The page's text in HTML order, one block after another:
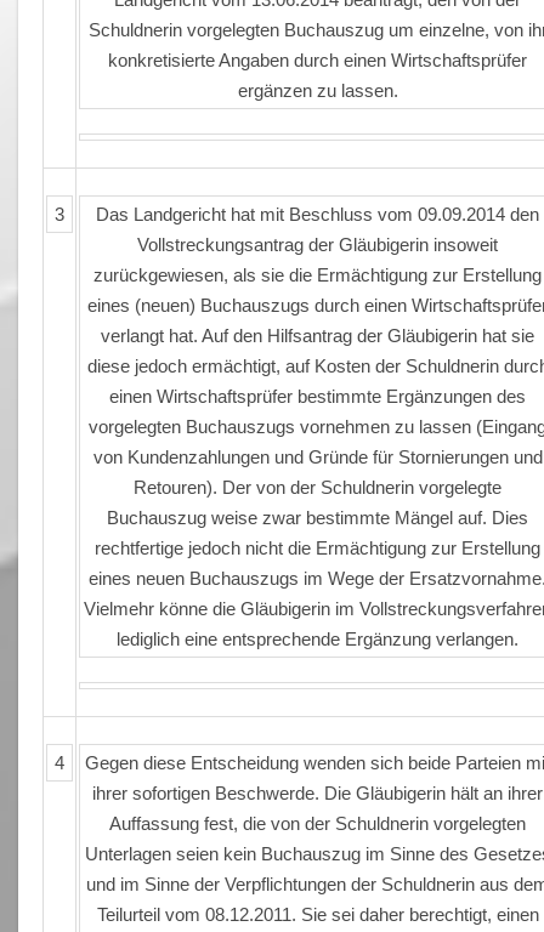
Schuldnerin vorgelegten Buchauszug um einzelne, von
konkretisierte Angaben durch einen Wirtschaftsprüfer
ergänzen zu lassen.
3
Das Landgericht hat mit Beschluss vom 09.09.2014 den
Vollstreckungsantrag der Gläubigerin insoweit
zurückgewiesen, als sie die Ermächtigung zur Erstellung
eines (neuen) Buchauszugs durch einen
verlangt hat. Auf den Hilfsantrag der Gläubigerin hat sie
diese jedoch ermächtigt, auf Kosten der Schuldnerin
einen Wirtschaftsprüfer bestimmte Ergänzungen des
vorgelegten Buchauszugs vornehmen zu lassen
von Kundenzahlungen und Gründe für Stornierungen und
Retouren). Der von der Schuldnerin vorgelegte
Buchauszug weise zwar bestimmte Mängel auf. Dies
rechtfertige jedoch nicht die Ermächtigung zur Erstellung
eines neuen Buchauszugs im Wege der
Vielmehr könne die Gläubigerin im
lediglich eine entsprechende Ergänzung verlangen.
4
Gegen diese Entscheidung wenden sich beide Parteien
ihrer sofortigen Beschwerde. Die Gläubigerin hält an ihrer
Auffassung fest, die von der Schuldnerin vorgelegten
Unterlagen seien kein Buchauszug im Sinne des
und im Sinne der Verpflichtungen der Schuldnerin aus
Teilurteil vom 08.12.2011. Sie sei daher berechtigt, einen